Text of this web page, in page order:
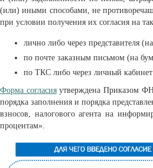
(или) иными способами, не
при условии получения их согласия на
лично либо через представителя
по почте заказным письмом (на
по ТКС либо через личный
Форма согласияутверждена Приказом
порядка заполнения и порядка
взносов, налогового агента на
процентам».